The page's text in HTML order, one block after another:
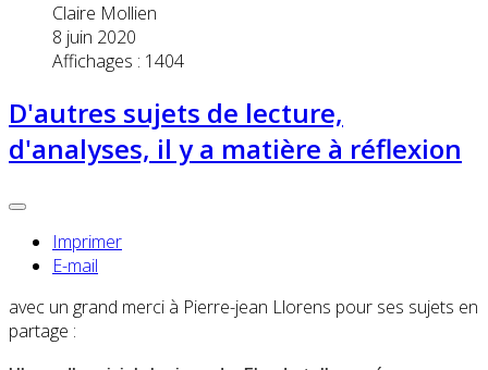
Claire Mollien
8 juin 2020
Affichages : 1404
D'autres sujets de lecture,
d'analyses, il y a matière à réflexion
Imprimer
E-mail
avec un grand merci à Pierre-jean Llorens pour ses sujets en
partage :